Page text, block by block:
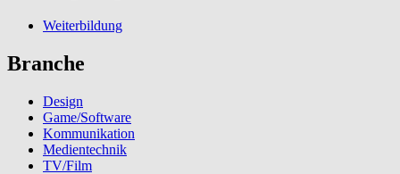
Weiterbildung
Branche
Design
Game/Software
Kommunikation
Medientechnik
TV/Film